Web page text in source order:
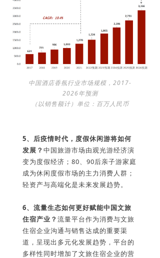
中国酒店香氛行业市场规模，2017-
2026年预测
（以销售额计）单位：百万人民币
5、 后疫情时代，度假休闲游将如何
发展？ 中国旅游市场由观光游经济演
变为度假经济；80、90后亲子游家庭
成为休闲度假市场的主力消费人群；
轻资产与高端化是未来发展趋势。
6、 流量生态如何更好赋能中国文旅
住宿产业？ 流量平台作为消费与文旅
住宿企业沟通与销售达成的重要渠
道，呈现出多元化发展趋势，平台的
多样性同时增加了文旅住宿企业的营